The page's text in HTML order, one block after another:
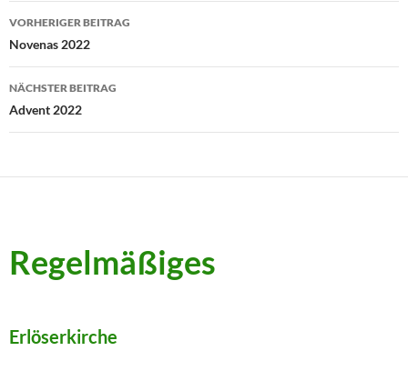
Beitragsnavigation
VORHERIGER BEITRAG
Novenas 2022
NÄCHSTER BEITRAG
Advent 2022
Regelmäßiges
Erlöserkirche